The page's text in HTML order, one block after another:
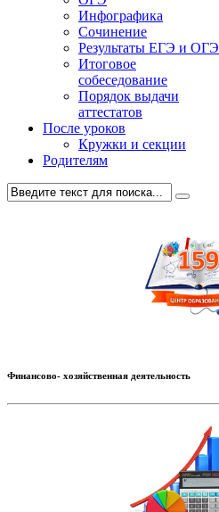
Инфографика
Сочинение
Результаты ЕГЭ и ОГЭ
Итоговое
собеседование
Порядок выдачи
аттестатов
После уроков
Кружки и секции
Родителям
Финансово- хозяйственная деятельность